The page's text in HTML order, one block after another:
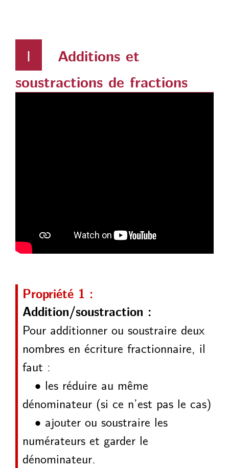
I
Additions et
soustractions de fractions
Propriété 1 :
Addition/soustraction :
Pour additionner ou soustraire deux
nombres en écriture fractionnaire, il
faut :
∙ les réduire au même
dénominateur (si ce n’est pas le cas)
∙ ajouter ou soustraire les
numérateurs et garder le
dénominateur.